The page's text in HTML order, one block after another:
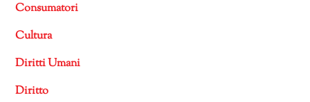
Consumatori
Cultura
Diritti Umani
Diritto